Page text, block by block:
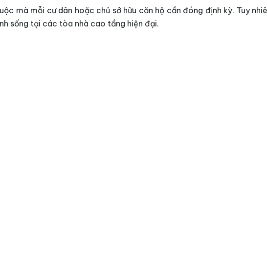
mà mỗi cư dân hoặc chủ sở hữu căn hộ cần đóng định kỳ. Tuy
sống tại các tòa nhà cao tầng hiện đại.